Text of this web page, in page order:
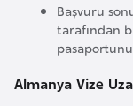
Başvuru
tarafından
Almanya Vize
m
r